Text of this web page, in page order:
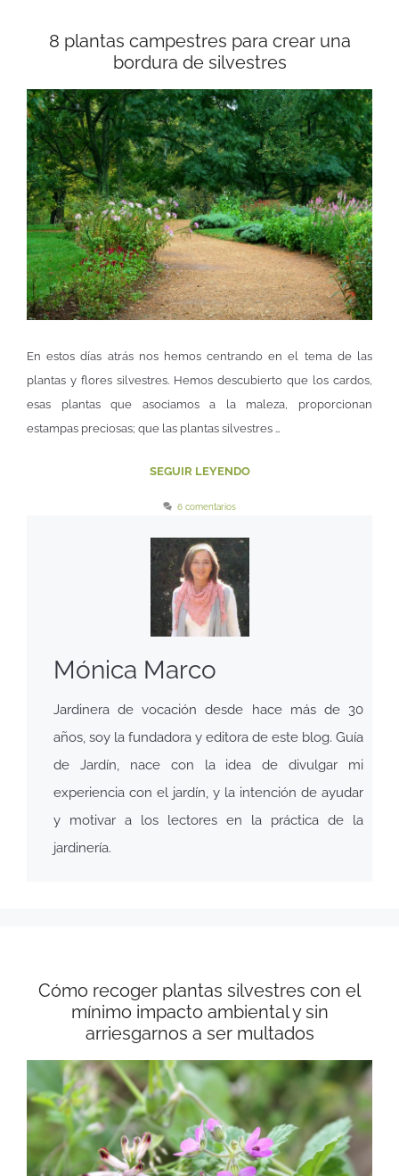
8 plantas campestres para crear una
bordura de silvestres
En estos días atrás nos hemos centrando en el tema de las
plantas y flores silvestres. Hemos descubierto que los cardos,
esas plantas que asociamos a la maleza, proporcionan
estampas preciosas; que las plantas silvestres …
SEGUIR LEYENDO
6 comentarios
Mónica Marco
Jardinera de vocación desde hace más de 30
años, soy la fundadora y editora de este blog. Guía
de Jardín, nace con la idea de divulgar mi
experiencia con el jardín, y la intención de ayudar
y motivar a los lectores en la práctica de la
jardinería.
Cómo recoger plantas silvestres con el
mínimo impacto ambiental y sin
arriesgarnos a ser multados